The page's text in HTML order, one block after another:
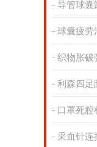
导管球囊
球囊疲劳
织物胀破
利森四足
口罩死腔
采血针连